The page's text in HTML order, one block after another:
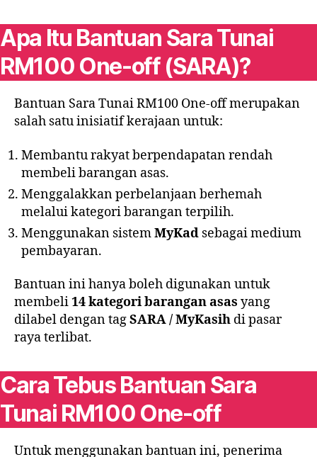
Apa Itu Bantuan Sara Tunai
RM100 One-off (SARA)?
Bantuan Sara Tunai RM100 One-off merupakan
salah satu inisiatif kerajaan untuk:
Membantu rakyat berpendapatan rendah
membeli barangan asas.
Menggalakkan perbelanjaan berhemah
melalui kategori barangan terpilih.
Menggunakan sistemMyKad sebagai medium
pembayaran.
Bantuan ini hanya boleh digunakan untuk
membeli14 kategori barangan asas yang
dilabel dengan tagSARA / MyKasih di pasar
raya terlibat.
Cara Tebus Bantuan Sara
Tunai RM100 One-off
Untuk menggunakan bantuan ini, penerima